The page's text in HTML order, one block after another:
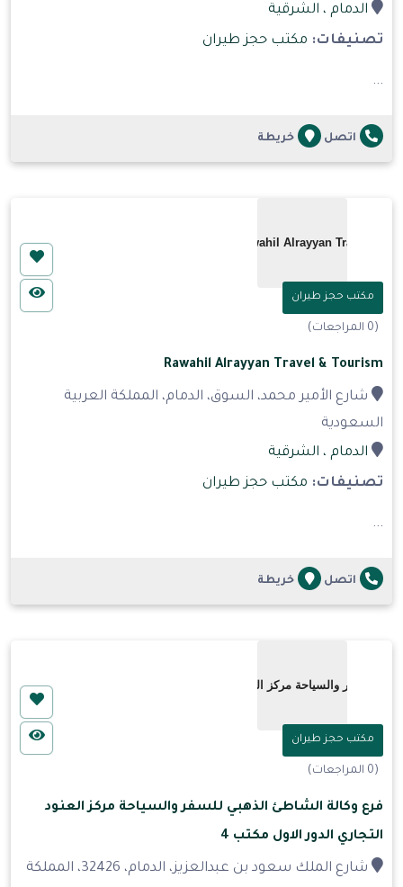
الدمام ، الشرقية
تصنيفات: مكتب حجز طيران
...
اتصل خريطة
مكتب حجز طيران
(0 المراجعات)
Rawahil Alrayyan Travel & Tourism
شارع الأمير محمد، السوق، الدمام، المملكة العربية
السعودية
الدمام ، الشرقية
تصنيفات: مكتب حجز طيران
...
اتصل خريطة
مكتب حجز طيران
(0 المراجعات)
فرع وكالة الشاطئ الذهبي للسفر والسياحة مركز العنود
التجاري الدور الاول مكتب 4
شارع الملك سعود بن عبدالعزيز، الدمام، 32426، المملكة